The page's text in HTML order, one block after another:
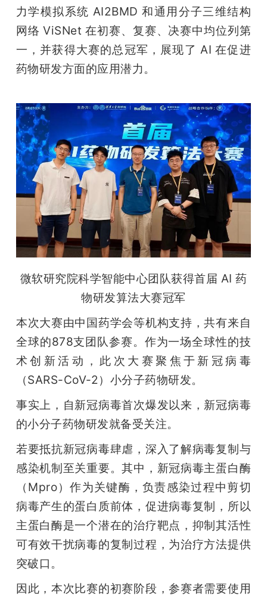
专
爱
搞
机
力学模拟系统 AI2BMD 和通用分子三维结构
网络 ViSNet 在初赛、复赛、决赛中均位列第
一，并获得大赛的总冠军，展现了 AI 在促进
药物研发方面的应用潜力。
微软研究院科学智能中心团队获得首届 AI 药
物研发算法大赛冠军
本次大赛由中国药学会等机构支持，共有来自
全球的878支团队参赛。作为一场全球性的技
术创新活动，此次大赛聚焦于新冠病毒
（SARS-CoV-2）小分子药物研发。
事实上，自新冠病毒首次爆发以来，新冠病毒
的小分子药物研发就备受关注。
若要抵抗新冠病毒肆虐，深入了解病毒复制与
感染机制至关重要。其中，新冠病毒主蛋白酶
（Mpro）作为关键酶，负责感染过程中剪切
病毒产生的蛋白质前体，促进病毒复制，所以
主蛋白酶是一个潜在的治疗靶点，抑制其活性
可有效干扰病毒的复制过程，为治疗方法提供
突破口。
因此，本次比赛的初赛阶段，参赛者需要使用